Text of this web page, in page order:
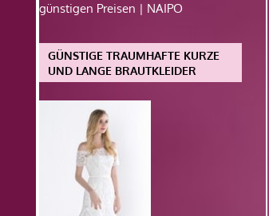
günstigen Preisen | NAIPO
GÜNSTIGE TRAUMHAFTE KURZE
UND LANGE BRAUTKLEIDER